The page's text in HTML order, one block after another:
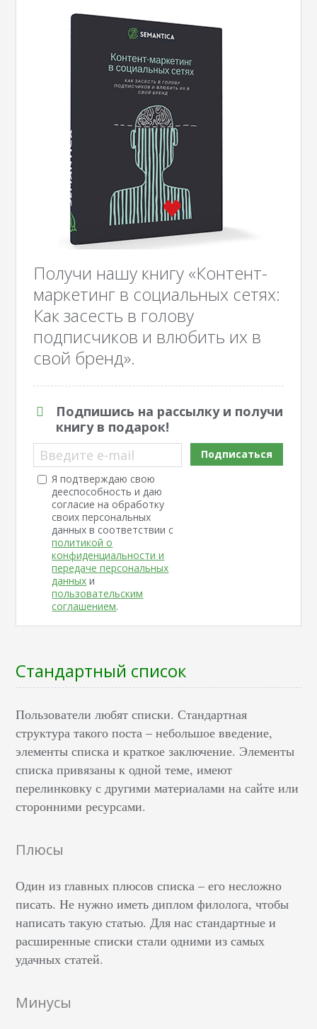
Получи нашу книгу «Контент-
маркетинг в социальных сетях:
Как засесть в голову
подписчиков и влюбить их в
свой бренд».
Подпишись на рассылку и получи
книгу в подарок!
Введите e-mail
Я подтверждаю свою
дееспособность и даю
согласие на обработку
своих персональных
данных в соответствии с
политикой о
конфиденциальности и
передаче персональных
данных и
пользовательским
соглашением.
Подписаться
Стандартный список
Пользователи любят списки. Стандартная
структура такого поста – небольшое введение,
элементы списка и краткое заключение. Элементы
списка привязаны к одной теме, имеют
перелинковку с другими материалами на сайте или
сторонними ресурсами.
Плюсы
Один из главных плюсов списка – его несложно
писать. Не нужно иметь диплом филолога, чтобы
написать такую статью. Для нас стандартные и
расширенные списки стали одними из самых
удачных статей.
Минусы